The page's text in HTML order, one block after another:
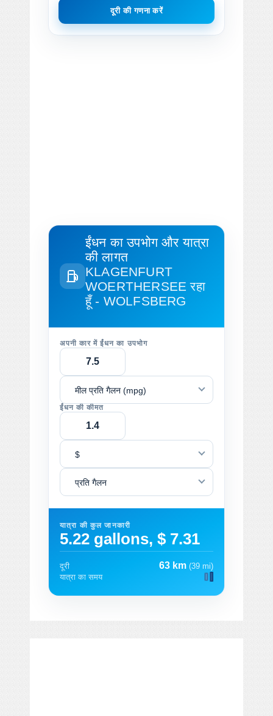
दूरी की गणना करें
ईंधन का उपभोग और यात्रा
की लागत
KLAGENFURT
WOERTHERSEE रहा
हूँ - WOLFSBERG
अपनी कार में ईंधन का उपभोग
मील प्रति गैलन (mpg)
ईंधन की कीमत
$
प्रति गैलन
यात्रा की कुल जानकारी
5.22 gallons, $ 7.31
दूरी 63 km (39 mi)
यात्रा का समय